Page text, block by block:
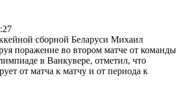
сборной Беларуси Михаил
поражение во втором матче от команды
в Ванкувере, отметил, что
от матча к матчу и от периода к